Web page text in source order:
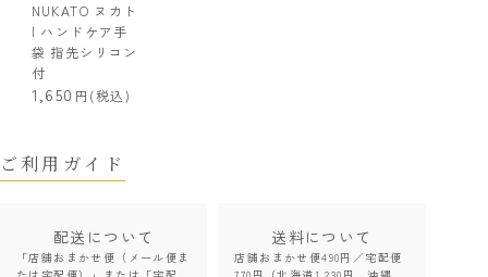
NUKATO ヌカト
| ハンドケア手
袋 指先シリコン
付
1,650 (税込)
ご利用ガイド
配送について
「店舗おまかせ便（メール便ま
送料について
店舗おまかせ便490円／宅配便